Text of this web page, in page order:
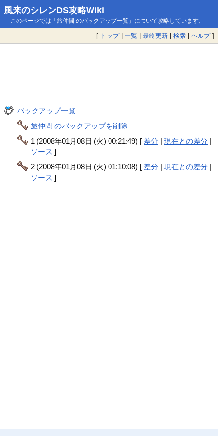
風来のシレンDS攻略Wiki
このページでは「旅仲間 のバックアップ一覧」について攻略しています。
[ トップ| 一覧 | 最終更新 | 検索 | ヘルプ]
バックアップ一覧
旅仲間 のバックアップを削除
1 (2008年01月08日 (火) 00:21:49) [ 差分 |現在との差分 |
ソース ]
2 (2008年01月08日 (火) 01:10:08) [ 差分 |現在との差分 |
ソース ]